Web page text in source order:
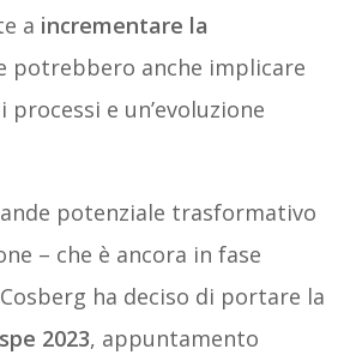
a incrementare la
potrebbero anche implicare
processi e un’evoluzione
potenziale trasformativo
– che è ancora in fase
ha deciso di portare la
2023, appuntamento